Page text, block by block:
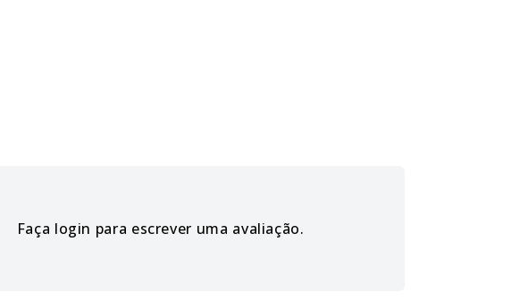
Faça login para escrever uma avaliação.